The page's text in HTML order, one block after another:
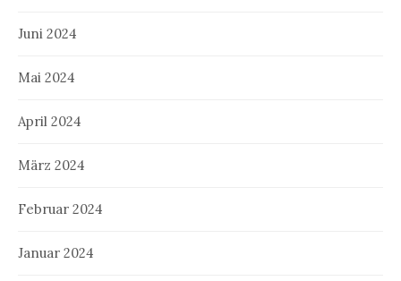
Juni 2024
Mai 2024
April 2024
März 2024
Februar 2024
Januar 2024